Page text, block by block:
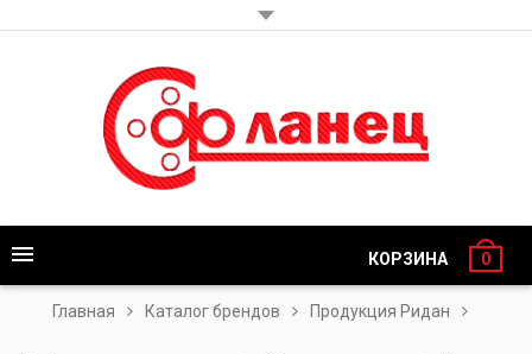
КОРЗИНА 0
Главная Каталог брендов Продукция Ридан